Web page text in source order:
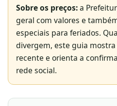
Sobre os preços:a
geral com valores e
especiais para feriados.
divergem, este guia
recente e orienta a
rede social.